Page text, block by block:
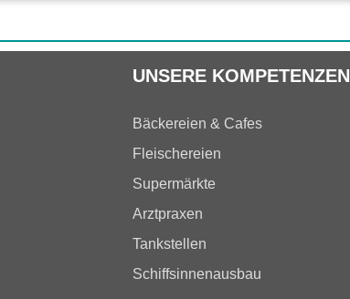
UNSERE KOMPETENZEN
Bäckereien & Cafes
Fleischereien
Supermärkte
Arztpraxen
Tankstellen
Schiffsinnenausbau